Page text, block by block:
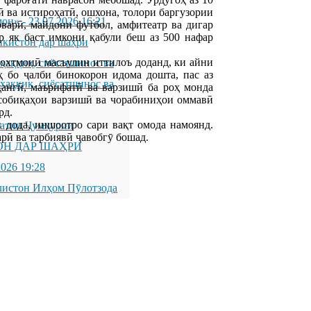
- 23.07.2026 16:21
дар шаҳри
сиёсатшинос ва
сиёсатшинос ва
Ҷумҳурии
ДАР ШАҲРИ
19:28
Илҳом Пӯлотзода
истироҳатӣ, ошхона, толори баргузории
майдони футбол, амфитеатр ва дигар
як баст имкони қабули беш аз 500 нафар
масъулин иттилоъ доданд, ки айни
бо ҷалби бинокорон идома дошта, пас аз
маърифатӣ ва варзишӣ ба роҳ монда
варзишӣ ва чорабиниҳои оммавӣ
иншоотро сари вақт омода намоянд.
ва тарбиявӣ ҷавобгӯ бошад.